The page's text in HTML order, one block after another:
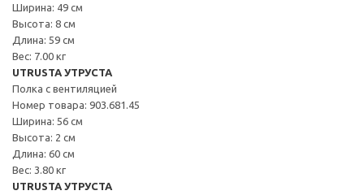
Ширина: 49 см
Высота: 8 см
Длина: 59 см
Вес: 7.00 кг
UTRUSTA УТРУСТА
Полка с вентиляцией
Номер товара: 903.681.45
Ширина: 56 см
Высота: 2 см
Длина: 60 см
Вес: 3.80 кг
UTRUSTA УТРУСТА